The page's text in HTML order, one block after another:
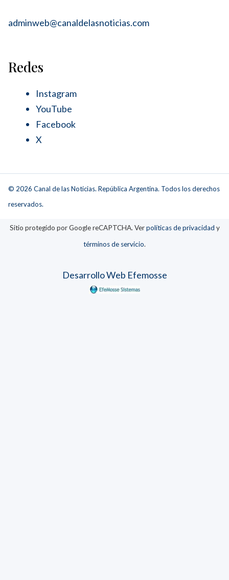
adminweb@canaldelasnoticias.com
Redes
Instagram
YouTube
Facebook
X
© 2026 Canal de las Noticias. República Argentina. Todos los derechos
reservados.
Sitio protegido por Google reCAPTCHA. Verpolíticas de privacidad y
términos de servicio.
Desarrollo Web Efemosse